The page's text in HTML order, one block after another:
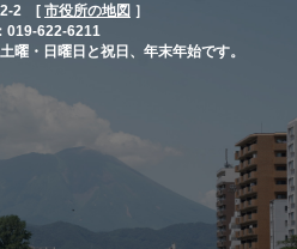
2 [ 市役所の地図 ］
019-622-6211
曜・日曜日と祝日、年末年始です。